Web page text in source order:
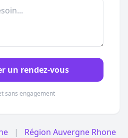
un rendez-vous
sans engagement
|
Région Auvergne Rhone